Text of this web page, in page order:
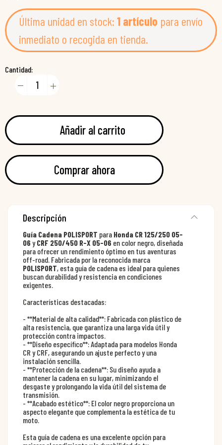
Última unidad en stock: 1 artículo para envío
inmediato o recogida en tienda.
Cantidad:
Añadir al carrito
Comprar ahora
Descripción
Guía Cadena POLISPORT para Honda CR 125/250 05-
06 yCRF 250/450 R-X 05-06 en color negro, diseñada
para ofrecer un rendimiento óptimo en tus aventuras
off-road. Fabricada por la reconocida marca
POLISPORT, esta guía de cadena es ideal para quienes
buscan durabilidad y resistencia en condiciones
exigentes.
Características destacadas:
- **Material de alta calidad**: Fabricada con plástico de
alta resistencia, que garantiza una larga vida útil y
protección contra impactos.
- **Diseño específico**: Adaptada para modelos Honda
CR y CRF, asegurando un ajuste perfecto y una
instalación sencilla.
- **Protección de la cadena**: Su diseño ayuda a
mantener la cadena en su lugar, minimizando el
desgaste y prolongando la vida útil del sistema de
transmisión.
- **Acabado estético**: El color negro proporciona un
aspecto elegante que complementa la estética de tu
moto.
Esta guía de cadena es una excelente opción para